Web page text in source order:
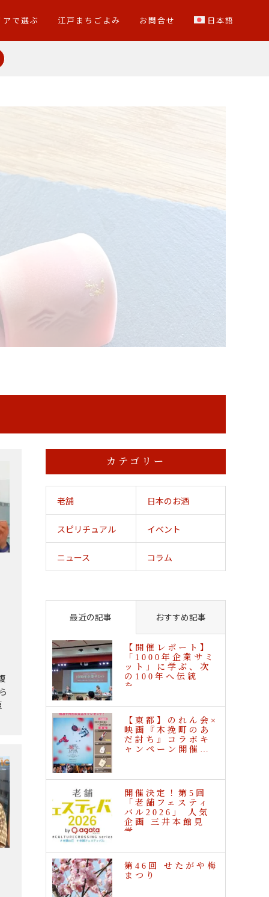
アで選ぶ 江戸まちごよみ お問合せ 日本語
カテゴリー
老舗 日本のお酒
スピリチュアル イベント
ニュース コラム
最近の記事 おすすめ記事
【開催レポート】
「1000年企業サミ
ット」に学ぶ、次
の100年へ伝統
を…
【東都】のれん会×
映画『木挽町のあ
だ討ち』コラボキ
ャンペーン開催…
開催決定！第5回
「老舗フェスティ
バル2026」 人気
企画 三井本館見
学…
第46回 せたがや梅
まつり